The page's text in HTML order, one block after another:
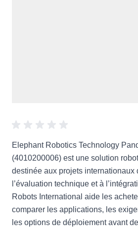
Elephant Robotics Technology
(4010200006) est une solution
destinée aux projets internationaux
l’évaluation technique et à
Robots International aide les
comparer les applications, les
les options de déploiement avant